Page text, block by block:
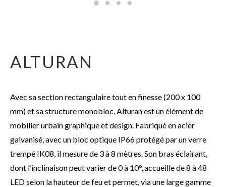
ALTURAN
Avec sa section rectangulaire tout en finesse (200 x 100
mm) et sa structure monobloc, Alturan est un élément de
mobilier urbain graphique et design. Fabriqué en acier
galvanisé, avec un bloc optique IP66 protégé par un verre
trempé IK08, il mesure de 3 à 8 mètres. Son bras éclairant,
dont l’inclinaison peut varier de 0 à 10°, accueille de 8 à 48
LED selon la hauteur de feu et permet, via une large gamme